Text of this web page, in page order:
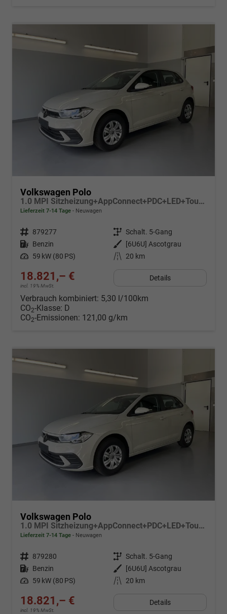
Volkswagen Polo
1.0 MPI Sitzheizung+AppConnect+PDC+LED+Touch+Lichtsensor+MultiLenkrad
Lieferzeit 7-14 Tage Neuwagen
Fahrzeugnr. 879277 Getriebe Schalt. 5-Gang
Kraftstoff Benzin Außenfarbe
[6U6U] Ascotgrau
Leistung 59 kW (80 PS) Kilometerstand 20 km
18.821,– €
incl. 19% MwSt.
Details
Verbrauch kombiniert: 5,30 l/100km
CO2-Klasse: D
CO2-Emissionen: 121,00 g/km
Volkswagen Polo
1.0 MPI Sitzheizung+AppConnect+PDC+LED+Touch+Lichtsensor+MultiLenkrad
Lieferzeit 7-14 Tage Neuwagen
Fahrzeugnr. 879280 Getriebe Schalt. 5-Gang
Kraftstoff Benzin Außenfarbe
[6U6U] Ascotgrau
Leistung 59 kW (80 PS) Kilometerstand 20 km
18.821,– €
incl. 19% MwSt.
Details